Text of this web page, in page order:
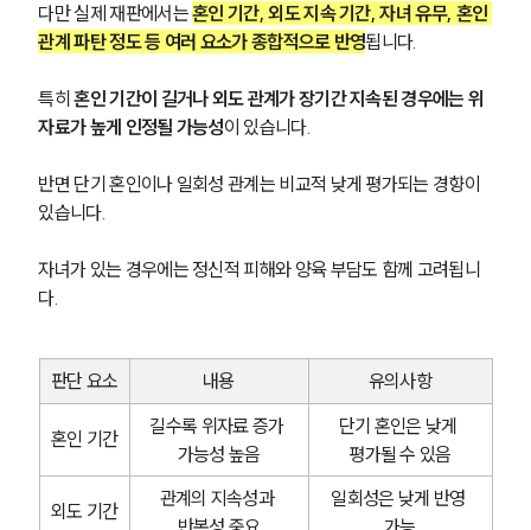
다만 실제 재판에서는 혼인 기간, 외도 지속 기간, 자녀 유무, 혼인
관계 파탄 정도 등 여러 요소가 종합적으로 반영됩니다.
특히 혼인 기간이 길거나 외도 관계가 장기간 지속된 경우에는 위
자료가 높게 인정될 가능성이 있습니다.
반면 단기 혼인이나 일회성 관계는 비교적 낮게 평가되는 경향이
있습니다.
자녀가 있는 경우에는 정신적 피해와 양육 부담도 함께 고려됩니
다.
판단 요소 내용 유의사항
혼인 기간
길수록 위자료 증가
가능성 높음
단기 혼인은 낮게
평가될 수 있음
외도 기간
관계의 지속성과
일회성은 낮게 반영